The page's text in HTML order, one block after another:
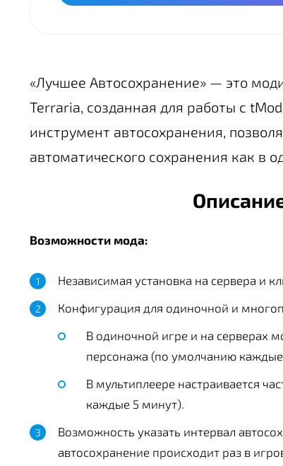
«Лучшее Автосохранение» — это
Terraria, созданная для работы с
инструмент автосохранения,
автоматического сохранения как в
Возможности мода:
Независимая установка на сервера и
Конфигурация для одиночной и
В одиночной игре и на серверах
персонажа (по умолчанию
В мультиплеере настраивается
каждые 5 минут).
Возможность указать интервал
автосохранение происходит раз в